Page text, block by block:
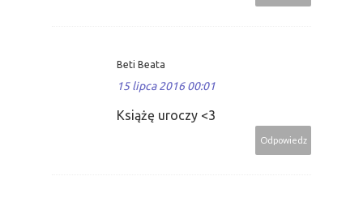
Beti Beata
15 lipca 2016 00:01
Książę uroczy <3
Odpowiedz